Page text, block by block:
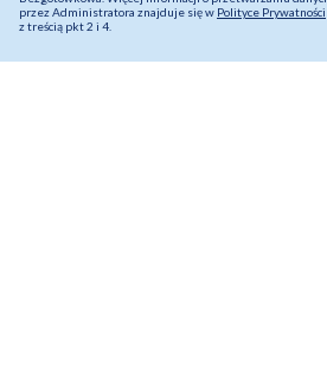
przez Administratora znajduje się w Polityce Prywatności
z treścią pkt 2 i 4.